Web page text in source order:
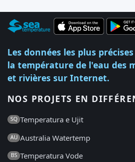
Les données les plus
la température de l'eau des
et rivières sur Internet.
NOS PROJETS EN
SQ Temperatura e Ujit
AU Australia Watertemp
BS Temperatura Vode